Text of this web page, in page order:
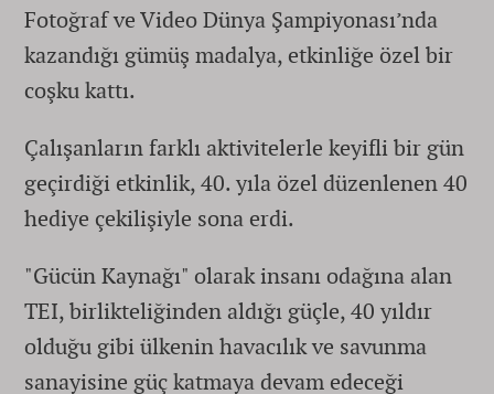
Fotoğraf ve Video Dünya Şampiyonası’nda
kazandığı gümüş madalya, etkinliğe özel bir
coşku kattı.
Çalışanların farklı aktivitelerle keyifli bir gün
geçirdiği etkinlik, 40. yıla özel düzenlenen 40
hediye çekilişiyle sona erdi.
"Gücün Kaynağı" olarak insanı odağına alan
TEI, birlikteliğinden aldığı güçle, 40 yıldır
olduğu gibi ülkenin havacılık ve savunma
sanayisine güç katmaya devam edeceği